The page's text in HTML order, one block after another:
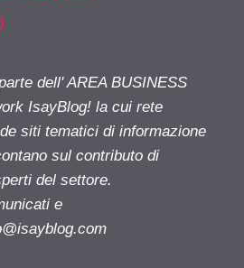
dell' AREA BUSINESS
IsayBlog! la cui rete
siti tematici di informazione
sul contributo di
del settore.
e